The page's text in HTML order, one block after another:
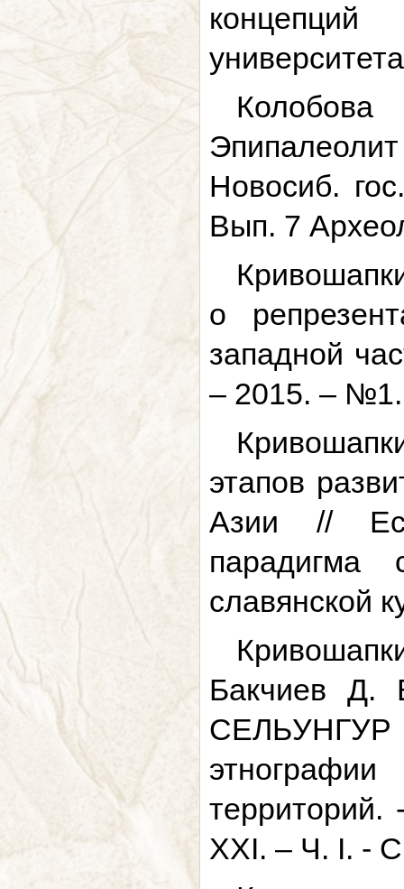
концепций
Новосиб.
Вып. 7
о
западной
– 2015. –
этапов
Азии //
парадигма
славянской
Бакчиев
ХXI. – Ч. I. -